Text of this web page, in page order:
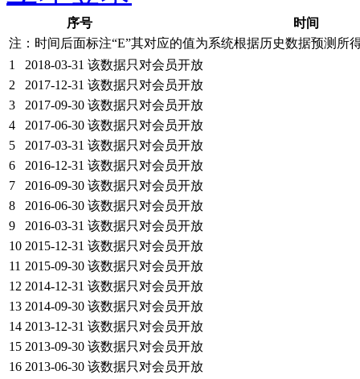
序号
时间
注：时间后面标注“E”其对应的值为系统根据历史数据预测所
1
2018-03-31 该数据只对会员开放
2
2017-12-31 该数据只对会员开放
3
2017-09-30 该数据只对会员开放
4
2017-06-30 该数据只对会员开放
5
2017-03-31 该数据只对会员开放
6
2016-12-31 该数据只对会员开放
7
2016-09-30 该数据只对会员开放
8
2016-06-30 该数据只对会员开放
9
2016-03-31 该数据只对会员开放
10 2015-12-31 该数据只对会员开放
11 2015-09-30 该数据只对会员开放
12 2014-12-31 该数据只对会员开放
13 2014-09-30 该数据只对会员开放
14 2013-12-31 该数据只对会员开放
15 2013-09-30 该数据只对会员开放
16 2013-06-30 该数据只对会员开放